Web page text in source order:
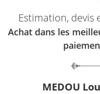
Estimation,
Achat dans les
MEDOU